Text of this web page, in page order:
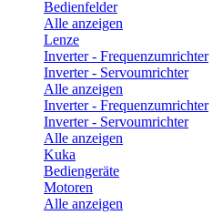
Bedienfelder
Alle anzeigen
Lenze
Inverter - Frequenzumrichter
Inverter - Servoumrichter
Alle anzeigen
Inverter - Frequenzumrichter
Inverter - Servoumrichter
Alle anzeigen
Kuka
Bediengeräte
Motoren
Alle anzeigen